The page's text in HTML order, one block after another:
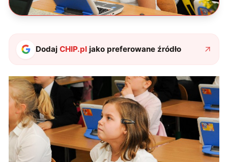
DodajCHIP.pl jako preferowane źródło